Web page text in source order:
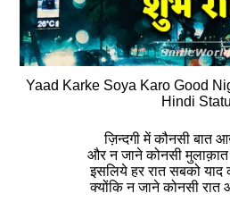
Yaad Karke Soya Karo Good
Hindi
ज़िन्दगी में कौनसी बात
और न जाने कोनसी
इसलिये हर रात सबको याद
क्योंकि न जाने कोनसी रात